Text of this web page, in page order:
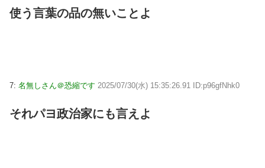
使う言葉の品の無いことよ
7: 名無しさん＠恐縮です 2025/07/30(水) 15:35:26.91 ID:p96gfNhk0
それパヨ政治家にも言えよ